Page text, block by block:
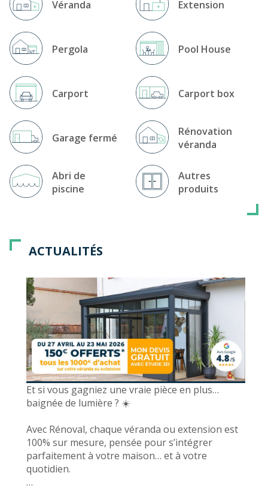
Véranda Extension
Pergola Pool House
Carport Carport box
Garage fermé
Rénovation
véranda
Abri de
piscine
Autres
produits
ACTUALITÉS
Et si vous gagniez une vraie pièce en plus…
baignée de lumière ? ☀️
Avec Rénoval, chaque véranda ou extension est
100% sur mesure, pensée pour s’intégrer
parfaitement à votre maison… et à votre
quotidien.